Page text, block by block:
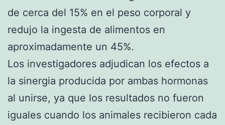
de cerca del 15% en el peso corporal y
redujo la ingesta de alimentos en
aproximadamente un 45%.
Los investigadores adjudican los efectos a
la sinergia producida por ambas hormonas
al unirse, ya que los resultados no fueron
iguales cuando los animales recibieron cada